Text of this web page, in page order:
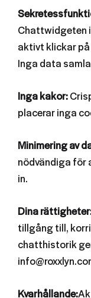
Chattwidgeten
aktivt klickar
Inga data
Inga kakor:
placerar inga
Minimering av
nödvändiga för
in.
Dina
tillgång till,
chatthistorik
Kvarhållande: